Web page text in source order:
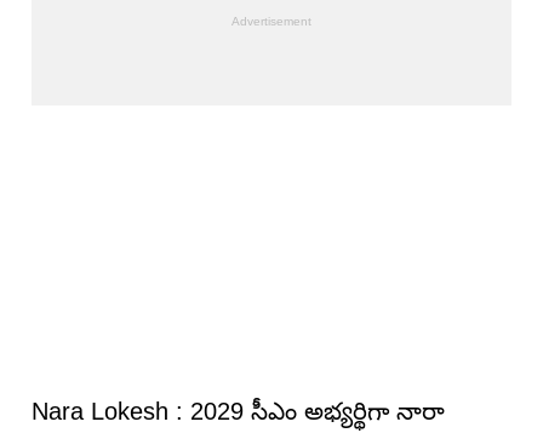
Nara Lokesh : 2029 సీఎం అభ్యర్థిగా నారా